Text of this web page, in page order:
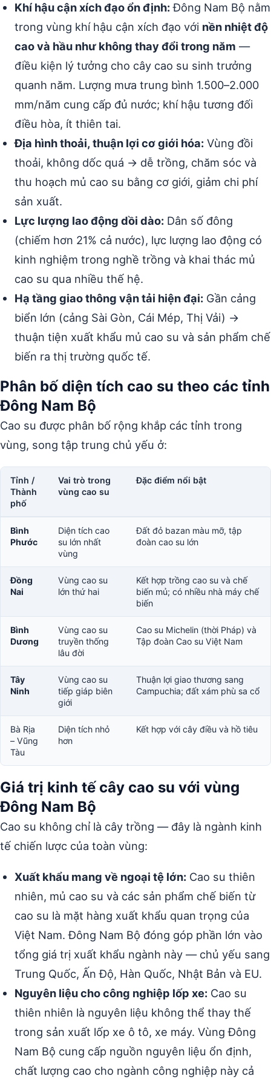
Khí hậu cận xích đạo ổn định:Đông Nam Bộ nằm
trong vùng khí hậu cận xích đạo với nền nhiệt độ
cao và hầu như không thay đổi trong năm —
điều kiện lý tưởng cho cây cao su sinh trưởng
quanh năm. Lượng mưa trung bình 1.500–2.000
mm/năm cung cấp đủ nước; khí hậu tương đối
điều hòa, ít thiên tai.
Địa hình thoải, thuận lợi cơ giới hóa: Vùng đồi
thoải, không dốc quá → dễ trồng, chăm sóc và
thu hoạch mủ cao su bằng cơ giới, giảm chi phí
sản xuất.
Lực lượng lao động dồi dào: Dân số đông
(chiếm hơn 21% cả nước), lực lượng lao động có
kinh nghiệm trong nghề trồng và khai thác mủ
cao su qua nhiều thế hệ.
Hạ tầng giao thông vận tải hiện đại: Gần cảng
biển lớn (cảng Sài Gòn, Cái Mép, Thị Vải) →
thuận tiện xuất khẩu mủ cao su và sản phẩm chế
biến ra thị trường quốc tế.
Phân bố diện tích cao su theo các tỉnh
Đông Nam Bộ
Cao su được phân bố rộng khắp các tỉnh trong
vùng, song tập trung chủ yếu ở:
Tỉnh /
Thành
phố
Vai trò trong
vùng cao su
Đặc điểm nổi bật
Bình
Phước
Diện tích cao
su lớn nhất
vùng
Đất đỏ bazan màu mỡ, tập
đoàn cao su lớn
Đồng
Nai
Vùng cao su
lớn thứ hai
Kết hợp trồng cao su và chế
biến mủ; có nhiều nhà máy chế
biến
Bình
Dương
Vùng cao su
truyền thống
lâu đời
Cao su Michelin (thời Pháp) và
Tập đoàn Cao su Việt Nam
Tây
Ninh
Vùng cao su
tiếp giáp biên
giới
Thuận lợi giao thương sang
Campuchia; đất xám phù sa cổ
Bà Rịa
– Vũng
Tàu
Diện tích nhỏ
hơn
Kết hợp với cây điều và hồ tiêu
Giá trị kinh tế cây cao su với vùng
Đông Nam Bộ
Cao su không chỉ là cây trồng — đây là ngành kinh
tế chiến lược của toàn vùng:
Xuất khẩu mang về ngoại tệ lớn: Cao su thiên
nhiên, mủ cao su và các sản phẩm chế biến từ
cao su là mặt hàng xuất khẩu quan trọng của
Việt Nam. Đông Nam Bộ đóng góp phần lớn vào
tổng giá trị xuất khẩu ngành này — chủ yếu sang
Trung Quốc, Ấn Độ, Hàn Quốc, Nhật Bản và EU.
Nguyên liệu cho công nghiệp lốp xe: Cao su
thiên nhiên là nguyên liệu không thể thay thế
trong sản xuất lốp xe ô tô, xe máy. Vùng Đông
Nam Bộ cung cấp nguồn nguyên liệu ổn định,
chất lượng cao cho ngành công nghiệp này cả